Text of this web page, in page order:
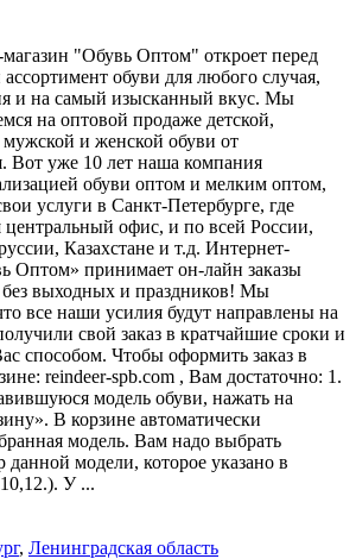
"Обувь Оптом" откроет перед
обуви для любого случая,
и на самый изысканный вкус. Мы
на оптовой продаже детской,
мужской и женской обуви от
Вот уже 10 лет наша компания
обуви оптом и мелким оптом,
услуги в Санкт-Петербурге, где
центральный офис, и по всей России,
Казахстане и т.д. Интернет-
Оптом» принимает он-лайн заказы
выходных и праздников! Мы
все наши усилия будут направлены на
свой заказ в кратчайшие сроки и
способом. Чтобы оформить заказ в
reindeer-spb.com , Вам достаточно: 1.
модель обуви, нажать на
В корзине автоматически
модель. Вам надо выбрать
данной модели, которое указано в
У ...
, Ленинградская область